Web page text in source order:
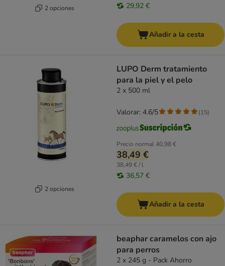
2 opciones 29,92 €
Añadir a la cesta
2 opciones
LUPO Derm tratamiento
para la piel y el pelo
2 x 500 ml
Precio normal40,98 €
38,49 €
38,49 € / l
36,57 €
Valorar: 4.6/5 (15)
Añadir a la cesta
beaphar caramelos con ajo
para perros
2 x 245 g - Pack Ahorro